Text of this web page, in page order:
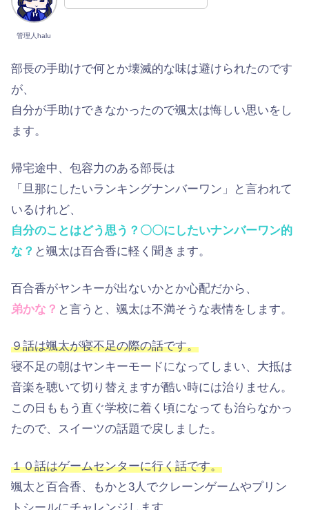
管理人halu
部長の手助けで何とか壊滅的な味は避けられたのです
が、
自分が手助けできなかったので颯太は悔しい思いをし
ます。
帰宅途中、包容力のある部長は
「旦那にしたいランキングナンバーワン」と言われて
いるけれど、
自分のことはどう思う？〇〇にしたいナンバーワン的
な？ と颯太は百合香に軽く聞きます。
百合香がヤンキーが出ないかとか心配だから、
弟かな？ と言うと、颯太は不満そうな表情をします。
９話は颯太が寝不足の際の話です。
寝不足の朝はヤンキーモードになってしまい、大抵は
音楽を聴いて切り替えますが酷い時には治りません。
この日ももう直ぐ学校に着く頃になっても治らなかっ
たので、スイーツの話題で戻しました。
１０話はゲームセンターに行く話です。
颯太と百合香、もかと3人でクレーンゲームやプリン